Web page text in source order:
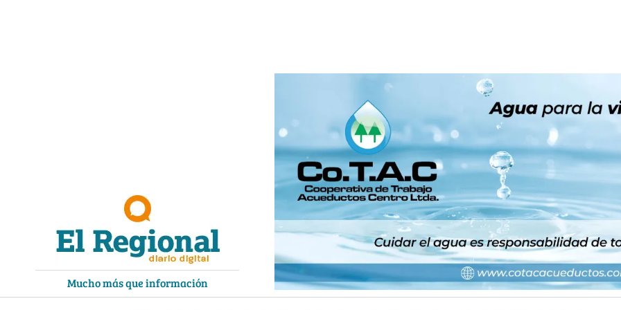
Mucho más que información